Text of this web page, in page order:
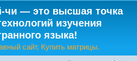
чи — это высшая точка
изучения
языка!
сайт. Купить матрицы.